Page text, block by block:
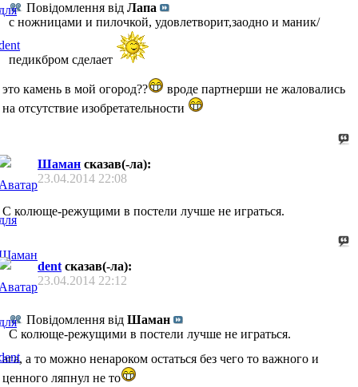
Повідомлення від Лапа
с ножницами и пилочкой, удовлетворит,заодно и маник/
педикбром сделает
это камень в мой огород??
вроде партнерши не жаловались
на отсутствие изобретательности
Шаман сказав(-ла):
23.04.2014 22:08
С колюще-режущими в постели лучше не играться.
dent сказав(-ла):
23.04.2014 22:12
Повідомлення від Шаман
С колюще-режущими в постели лучше не играться.
ага, а то можно ненароком остаться без чего то важного и
ценного ляпнул не то